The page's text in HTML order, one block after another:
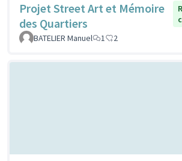
Projet Street Art et Mémoire
des Quartiers
BATELIER Manuel
1 2